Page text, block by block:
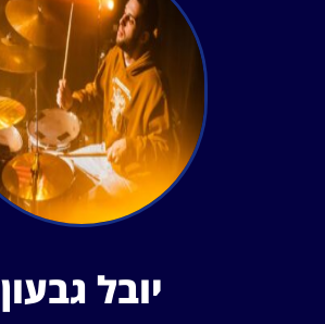
יובל גבעון